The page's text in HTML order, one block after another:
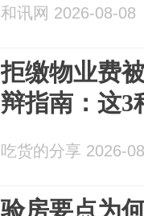
和讯网 2026-08-08
拒缴物业费
辩指南：这3
吃货的分享 2026-
验房要点为